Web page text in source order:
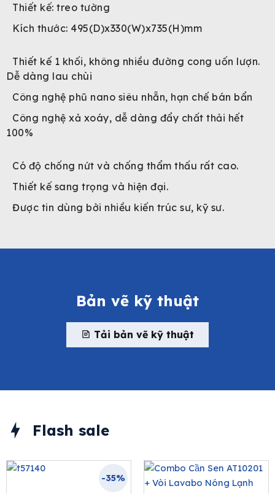
Thiết kế: treo tường
Kích thước: 495(D)x330(W)x735(H)mm
Thiết kế 1 khối, không nhiều đường cong uốn lượn.
Dễ dàng lau chùi
Công nghệ phũ nano siêu nhẵn, hạn chế bán bẩn
Công nghệ xả xoáy, dễ dàng đẩy chất thải hết
100%
Có độ chống nứt và chống thẩm thấu rất cao.
Thiết kế sang trọng và hiện đại.
Được tin dùng bởi nhiều kiến trúc sư, kỹ sư.
Bản vẽ kỹ thuật
Tải bản vẽ kỹ thuật
Flash sale
-35%